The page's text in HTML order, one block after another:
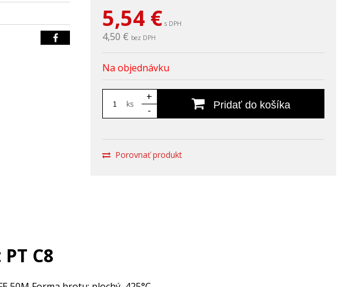
5,54 € s DPH
4,50 € bez DPH
Na objednávku
ks
+
-
Pridať do košíka
Porovnať produkt
C8